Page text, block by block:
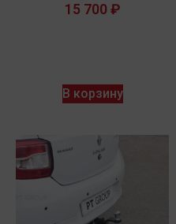
15 700 ₽
В корзину